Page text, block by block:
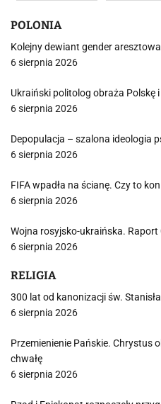
POLONIA
Kolejny dewiant gender
6 sierpnia 2026
Ukraiński politolog obraża Polskę
6 sierpnia 2026
Depopulacja – szalona ideologia
6 sierpnia 2026
FIFA wpadła na ścianę. Czy to
6 sierpnia 2026
Wojna rosyjsko-ukraińska.
6 sierpnia 2026
RELIGIA
300 lat od kanonizacji św.
6 sierpnia 2026
Przemienienie Pańskie. Chrystus
chwałę
6 sierpnia 2026